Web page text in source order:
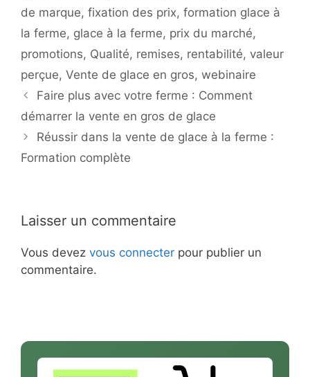
de marque, fixation des prix, formation glace à
la ferme, glace à la ferme, prix du marché,
promotions, Qualité, remises, rentabilité, valeur
perçue, Vente de glace en gros, webinaire
Faire plus avec votre ferme : Comment
démarrer la vente en gros de glace
Réussir dans la vente de glace à la ferme :
Formation complète
Laisser un commentaire
Vous devez vous connecter pour publier un
commentaire.